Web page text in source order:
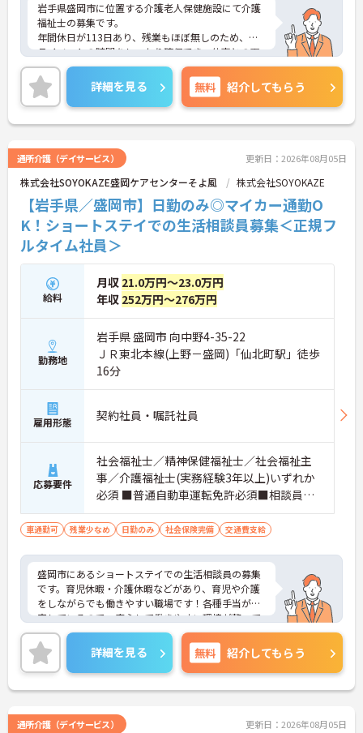
岩手県盛岡市に位置する介護老人保健施設にて介護
福祉士の募集です。
年間休日が113日あり、残業もほぼ無しのため、プ
ライベートの時間をしっかり確保でき、仕事との両
立がしやすい職場です◎
また、昇給と計3.90ヵ月分の賞与実績があり、あな
たの頑張りがしっかり評価され、やりがいを持って
お仕事ができます！
ご興味ある方は面接ポイントをお伝えしますので、
詳細を見る 無料 紹介してもらう
通所介護（デイサービス） 更新日：2026年08月05日
株式会社SOYOKAZE盛岡ケアセンターそよ風 株式会社SOYOKAZE
【岩手県／盛岡市】日勤のみ◎マイカー通勤O
K！ショートステイでの生活相談員募集＜正規フ
ルタイム社員＞
給料
月収 21.0万円～23.0万円
年収 252万円～276万円
勤務地
岩手県 盛岡市 向中野4-35-22
ＪＲ東北本線(上野－盛岡)「仙北町駅」徒歩
16分
雇用形態 契約社員・嘱託社員
応募要件
社会福祉士／精神保健福祉士／社会福祉主
事／介護福祉士(実務経験3年以上)いずれか
必須 ■普通自動車運転免許必須■相談員業
務経験もしくは介護業務経験(年数不問)必須
車通勤可 残業少なめ 日勤のみ 社会保険完備 交通費支給
盛岡市にあるショートステイでの生活相談員の募集
です。育児休暇・介護休暇などがあり、育児や介護
をしながらでも働きやすい職場です！各種手当が充
実しているので、安心して働きやすい環境が整って
います♪ご興味ある方は面接ポイントをお伝えしま
すので、お気軽にご連絡ください。
詳細を見る 無料 紹介してもらう
通所介護（デイサービス） 更新日：2026年08月05日